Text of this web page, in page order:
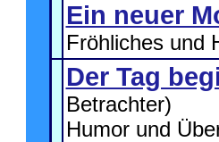
Ein neuer
Fröhliches und
Der Tag
Betrachter)
Humor und